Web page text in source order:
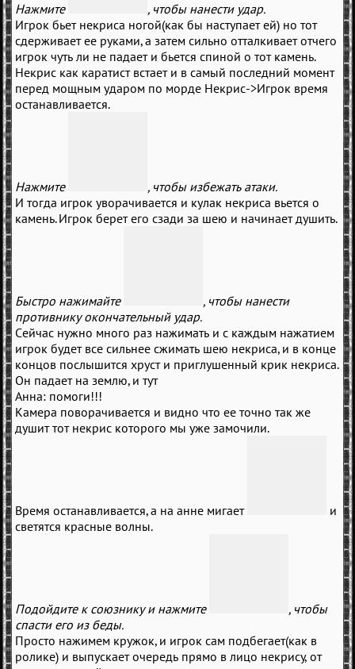
Нажмите
, чтобы нанести удар.
Игрок бьет некриса ногой(как бы наступает ей) но тот
сдерживает ее руками, а затем сильно отталкивает отчего
игрок чуть ли не падает и бьется спиной о тот камень.
Некрис как каратист встает и в самый последний момент
перед мощным ударом по морде Некрис->Игрок время
останавливается.
Нажмите
, чтобы избежать атаки.
И тогда игрок уворачивается и кулак некриса вьется о
камень. Игрок берет его сзади за шею и начинает душить.
Быстро нажимайте
, чтобы нанести
противнику окончательный удар.
Сейчас нужно много раз нажимать и с каждым нажатием
игрок будет все сильнее сжимать шею некриса, и в конце
концов послышится хруст и приглушенный крик некриса.
Он падает на землю, и тут
Анна: помоги!!!
Камера поворачивается и видно что ее точно так же
душит тот некрис которого мы уже замочили.
Время останавливается, а на анне мигает
и
светятся красные волны.
Подойдите к союзнику и нажмите
, чтобы
спасти его из беды.
Просто нажимем кружок, и игрок сам подбегает(как в
ролике) и выпускает очередь прямо в лицо некрису, от